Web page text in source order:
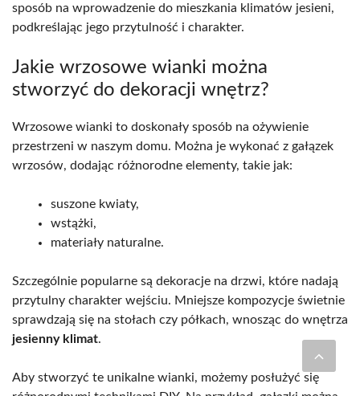
sposób na wprowadzenie do mieszkania klimatów jesieni,
podkreślając jego przytulność i charakter.
Jakie wrzosowe wianki można
stworzyć do dekoracji wnętrz?
Wrzosowe wianki to doskonały sposób na ożywienie
przestrzeni w naszym domu. Można je wykonać z gałązek
wrzosów, dodając różnorodne elementy, takie jak:
suszone kwiaty,
wstążki,
materiały naturalne.
Szczególnie popularne są dekoracje na drzwi, które nadają
przytulny charakter wejściu. Mniejsze kompozycje świetnie
sprawdzają się na stołach czy półkach, wnosząc do wnętrza
jesienny klimat.
Aby stworzyć te unikalne wianki, możemy posłużyć się